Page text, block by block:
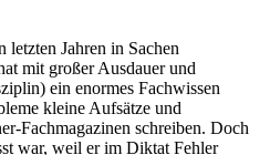
Jahren in Sachen
mit großer Ausdauer und
ein enormes Fachwissen
kleine Aufsätze und
Fachmagazinen schreiben. Doch
war, weil er im Diktat Fehler